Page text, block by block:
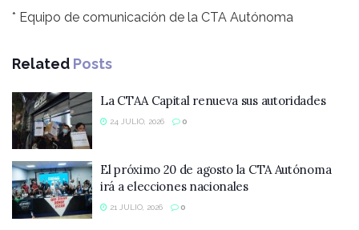
* Equipo de comunicación de la CTA Autónoma
Related Posts
La CTAA Capital renueva sus autoridades
24 JULIO, 2026 0
El próximo 20 de agosto la CTA Autónoma
irá a elecciones nacionales
21 JULIO, 2026 0